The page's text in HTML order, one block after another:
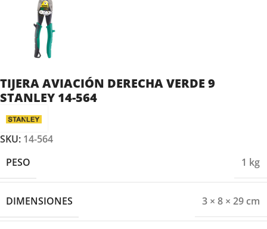
TIJERA AVIACIÓN DERECHA VERDE 9
STANLEY 14-564
SKU: 14-564
PESO
1 kg
DIMENSIONES 3 × 8 × 29 cm